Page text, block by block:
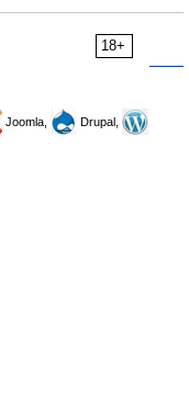
18+
Joomla,
Drupal,